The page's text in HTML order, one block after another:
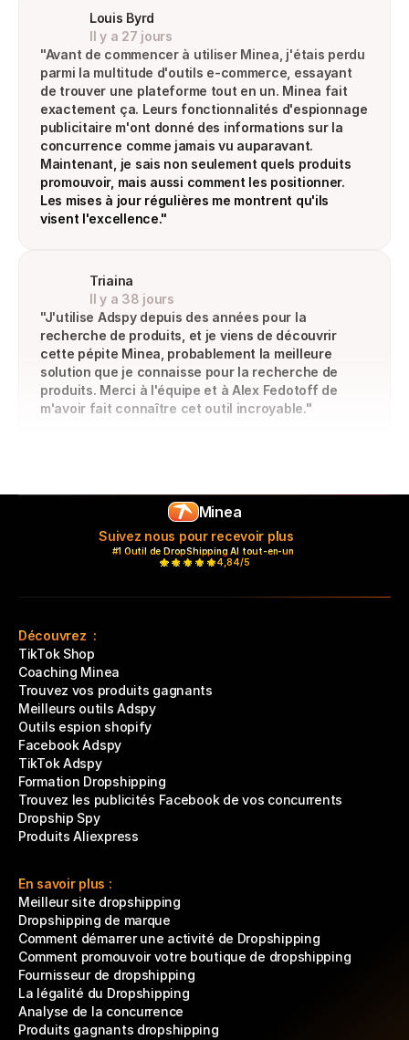
Louis Byrd
Il y a 27 jours
"Avant de commencer à utiliser Minea, j'étais perdu
parmi la multitude d'outils e-commerce, essayant
de trouver une plateforme tout en un. Minea fait
exactement ça. Leurs fonctionnalités d'espionnage
publicitaire m'ont donné des informations sur la
concurrence comme jamais vu auparavant.
Maintenant, je sais non seulement quels produits
promouvoir, mais aussi comment les positionner.
Les mises à jour régulières me montrent qu'ils
visent l'excellence."
Triaina
Il y a 38 jours
"J'utilise Adspy depuis des années pour la
recherche de produits, et je viens de découvrir
cette pépite Minea, probablement la meilleure
solution que je connaisse pour la recherche de
produits. Merci à l'équipe et à Alex Fedotoff de
m'avoir fait connaître cet outil incroyable."
Minea
Suivez nous pour recevoir plus
#1 Outil de DropShipping AI tout-en-un
4,84/5
Découvrez  :
TikTok Shop
Coaching Minea
Trouvez vos produits gagnants
Meilleurs outils Adspy
Outils espion shopify
Facebook Adspy
TikTok Adspy
Formation Dropshipping
Trouvez les publicités Facebook de vos concurrents
Dropship Spy
Produits Aliexpress
En savoir plus :
Meilleur site dropshipping
Dropshipping de marque
Comment démarrer une activité de Dropshipping
Comment promouvoir votre boutique de dropshipping
Fournisseur de dropshipping
La légalité du Dropshipping
Analyse de la concurrence
Produits gagnants dropshipping